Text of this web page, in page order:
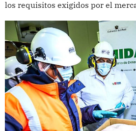
los requisitos exigidos por el